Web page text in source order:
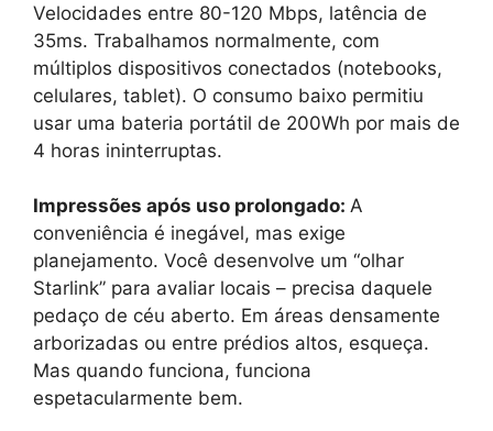
Velocidades entre 80-120 Mbps, latência de
35ms. Trabalhamos normalmente, com
múltiplos dispositivos conectados (notebooks,
celulares, tablet). O consumo baixo permitiu
usar uma bateria portátil de 200Wh por mais de
4 horas ininterruptas.
Impressões após uso prolongado: A
conveniência é inegável, mas exige
planejamento. Você desenvolve um “olhar
Starlink” para avaliar locais – precisa daquele
pedaço de céu aberto. Em áreas densamente
arborizadas ou entre prédios altos, esqueça.
Mas quando funciona, funciona
espetacularmente bem.